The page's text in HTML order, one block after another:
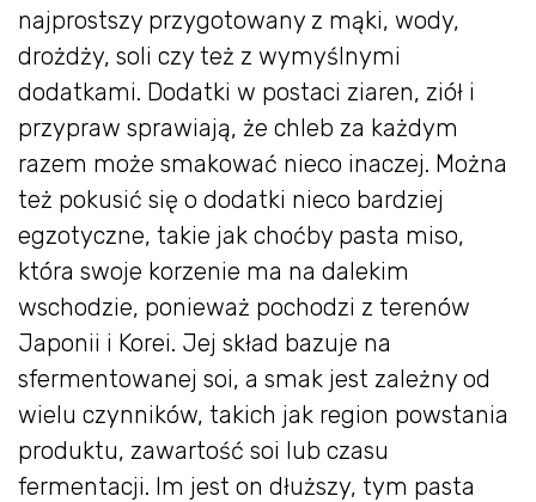
najprostszy przygotowany z mąki, wody,
drożdży, soli czy też z wymyślnymi
dodatkami. Dodatki w postaci ziaren, ziół i
przypraw sprawiają, że chleb za każdym
razem może smakować nieco inaczej. Można
też pokusić się o dodatki nieco bardziej
egzotyczne, takie jak choćby pasta miso,
która swoje korzenie ma na dalekim
wschodzie, ponieważ pochodzi z terenów
Japonii i Korei. Jej skład bazuje na
sfermentowanej soi, a smak jest zależny od
wielu czynników, takich jak region powstania
produktu, zawartość soi lub czasu
fermentacji. Im jest on dłuższy, tym pasta